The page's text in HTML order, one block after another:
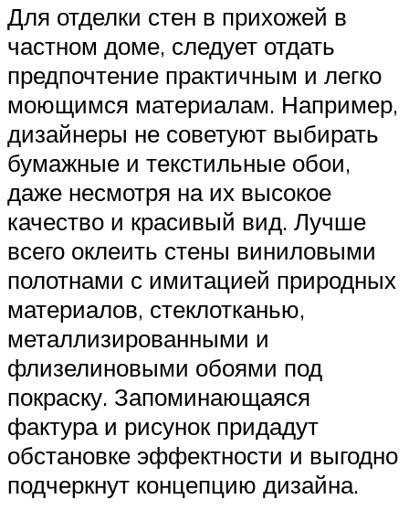
Для отделки стен в прихожей в
частном доме, следует отдать
предпочтение практичным и легко
моющимся материалам. Например,
дизайнеры не советуют выбирать
бумажные и текстильные обои,
даже несмотря на их высокое
качество и красивый вид. Лучше
всего оклеить стены виниловыми
полотнами с имитацией природных
материалов, стеклотканью,
металлизированными и
флизелиновыми обоями под
покраску. Запоминающаяся
фактура и рисунок придадут
обстановке эффектности и выгодно
подчеркнут концепцию дизайна.